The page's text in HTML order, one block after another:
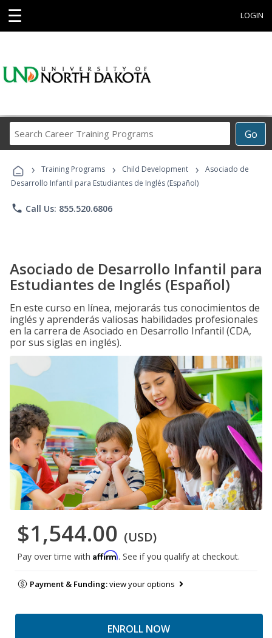
☰ LOGIN
Go
Career
Programs
› Training Programs › Child Development ›
Asociado de
Desarrollo Infantil para Estudiantes de Inglés (Español)
phone Call Us: 855.520.6806
Asociado de Desarrollo Infantil para
Estudiantes de Inglés (Español)
En este curso en línea, mejorarás tus conocimientos de
inglés y aprenderás valiosas habilidades profesionales
en la carrera de Asociado en Desarrollo Infantil (CDA,
por sus siglas en inglés).
$1,544.00 (USD)
Pay over time with Affirm. See if you qualify at checkout.
Payment & Funding:view your options
ENROLL NOW